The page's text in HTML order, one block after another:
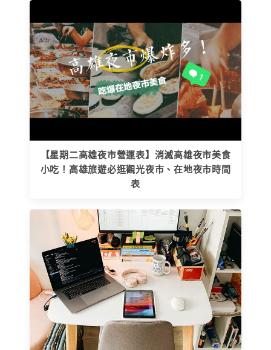
【星期二高雄夜市營運表】消滅高雄夜市美食
小吃！高雄旅遊必逛觀光夜市、在地夜市時間
表